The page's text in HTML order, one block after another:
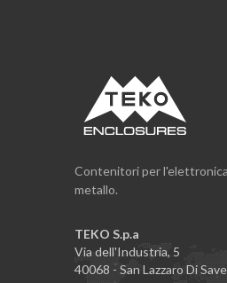
Contenitori per
metallo.
TEKO S.p.a
Via dell'Industria, 5
40068 - San Lazzaro Di